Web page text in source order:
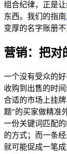
组合纪律，正是
东西。我们的指南
变厚的名字账册
营销：把对
一个没有受众的
收购到出售的时
合适的市场上挂
题"的买家做精准
一份关键词匹配
的方式；而一条
就可能促成一笔